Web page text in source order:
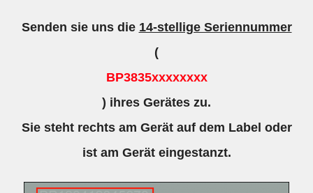
Senden sie uns die 14-stellige Seriennummer
(
BP3835xxxxxxxx
) ihres Gerätes zu.
Sie steht rechts am Gerät auf dem Label oder
ist am Gerät eingestanzt.